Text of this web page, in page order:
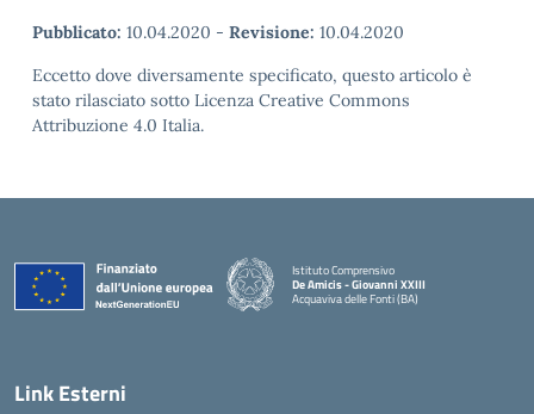
Pubblicato: 10.04.2020 - Revisione: 10.04.2020
Eccetto dove diversamente specificato, questo articolo è
stato rilasciato sotto Licenza Creative Commons
Attribuzione 4.0 Italia.
Istituto Comprensivo
De Amicis - Giovanni XXIII
Acquaviva delle Fonti (BA)
— Visita la pagina iniziale della scuola
Link Esterni